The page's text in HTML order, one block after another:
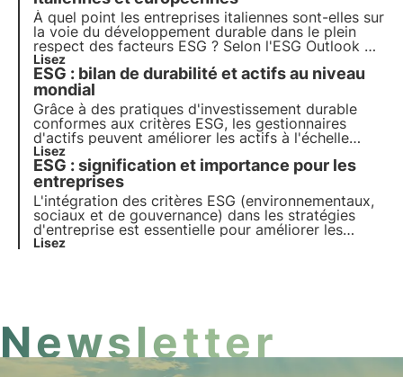
communication externe.
À quel point les entreprises italiennes sont-elles sur
la voie du développement durable dans le plein
respect des facteurs ESG ? Selon l'ESG Outlook du
CRIF, l'Italie est dans la bonne direction, mais la
transition vers les objectifs de protection de la
biodiversité de l'Agenda 2030 est encore loin.
Lisez
ESG : bilan de durabilité et actifs au niveau
mondial
Grâce à des pratiques d'investissement durable
conformes aux critères ESG, les gestionnaires
d'actifs peuvent améliorer les actifs à l'échelle
mondiale par le biais de leurs produits. Un bilan
durable dans les décisions d'investissement et de
gestion d'actifs devient d'une importance capitale.
Lisez
ESG : signification et importance pour les
entreprises
L'intégration des critères ESG (environnementaux,
sociaux et de gouvernance) dans les stratégies
d'entreprise est essentielle pour améliorer les
performances. Dans cet article, nous nous
Lisez
Newsletter